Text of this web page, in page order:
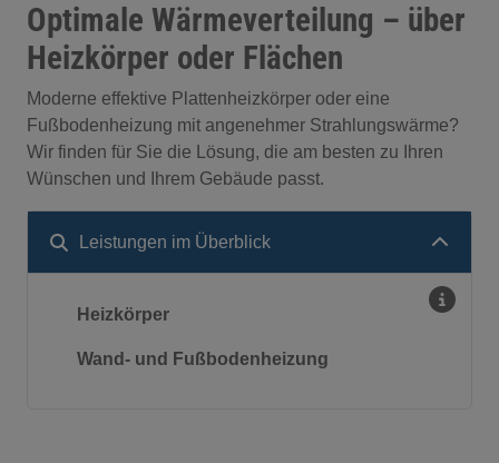
Optimale Wärmeverteilung – über
Heizkörper oder Flächen
Moderne effektive Plattenheizkörper oder eine
Fußbodenheizung mit angenehmer Strahlungswärme?
Wir finden für Sie die Lösung, die am besten zu Ihren
Wünschen und Ihrem Gebäude passt.
Leistungen im Überblick
Heizkörper
Wand- und Fußbodenheizung
schließen
schließen
öffnen und schließen